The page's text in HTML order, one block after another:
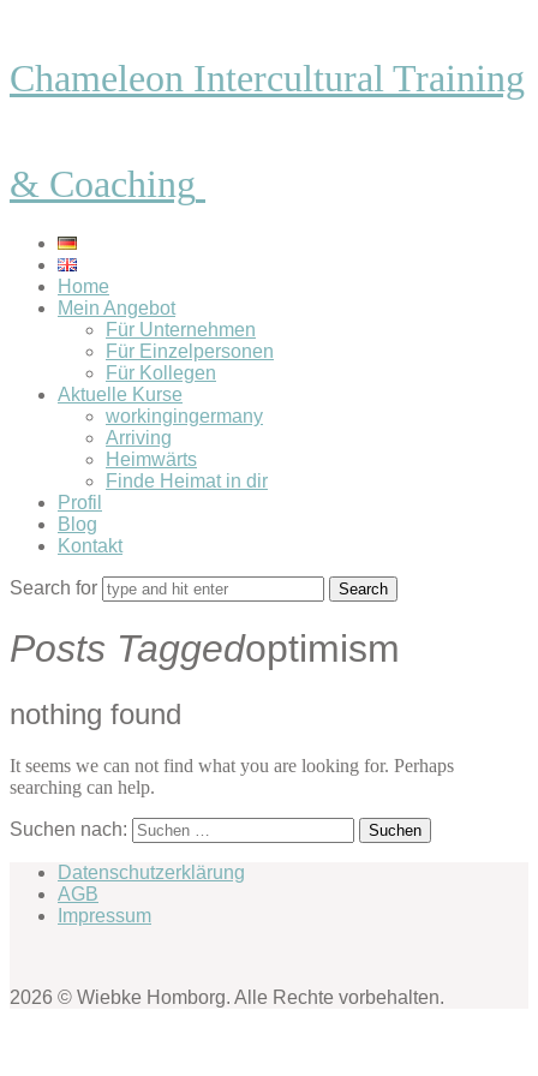
Chameleon Intercultural Training
& Coaching
Home
Mein Angebot
Für Unternehmen
Für Einzelpersonen
Für Kollegen
Aktuelle Kurse
workingingermany
Arriving
Heimwärts
Finde Heimat in dir
Profil
Blog
Kontakt
Search for
Posts Taggedoptimism
nothing found
It seems we can not find what you are looking for. Perhaps
searching can help.
Suchen nach:
Datenschutzerklärung
AGB
Impressum
2026 © Wiebke Homborg. Alle Rechte vorbehalten.